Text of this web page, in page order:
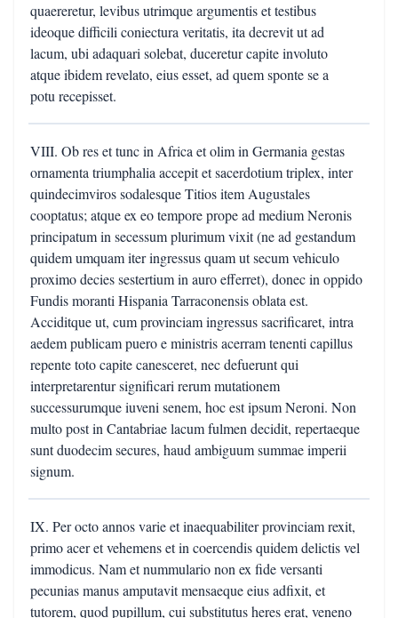
quaereretur, levibus utrimque argumentis et testibus
ideoque difficili coniectura veritatis, ita decrevit ut ad
lacum, ubi adaquari solebat, duceretur capite involuto
atque ibidem revelato, eius esset, ad quem sponte se a
potu recepisset.
VIII. Ob res et tunc in Africa et olim in Germania gestas
ornamenta triumphalia accepit et sacerdotium triplex, inter
quindecimviros sodalesque Titios item Augustales
cooptatus; atque ex eo tempore prope ad medium Neronis
principatum in secessum plurimum vixit (ne ad gestandum
quidem umquam iter ingressus quam ut secum vehiculo
proximo decies sestertium in auro efferret), donec in oppido
Fundis moranti Hispania Tarraconensis oblata est.
Acciditque ut, cum provinciam ingressus sacrificaret, intra
aedem publicam puero e ministris acerram tenenti capillus
repente toto capite canesceret, nec defuerunt qui
interpretarentur significari rerum mutationem
successurumque iuveni senem, hoc est ipsum Neroni. Non
multo post in Cantabriae lacum fulmen decidit, repertaeque
sunt duodecim secures, haud ambiguum summae imperii
signum.
IX. Per octo annos varie et inaequabiliter provinciam rexit,
primo acer et vehemens et in coercendis quidem delictis vel
immodicus. Nam et nummulario non ex fide versanti
pecunias manus amputavit mensaeque eius adfixit, et
tutorem, quod pupillum, cui substitutus heres erat, veneno